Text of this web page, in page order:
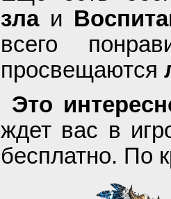
злаи
всего
просвещаются
Это
ждет вас в
бесплатно. По